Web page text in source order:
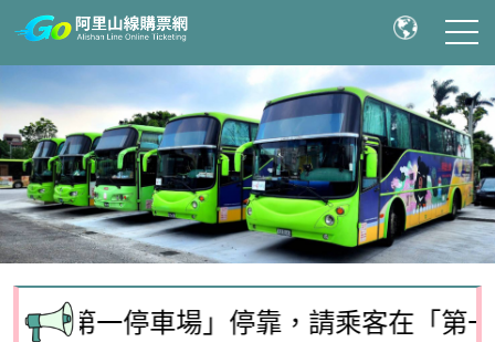
靠，請乘客在「第一停車場」上下